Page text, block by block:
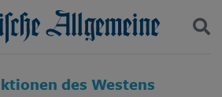
Politikdes Westens